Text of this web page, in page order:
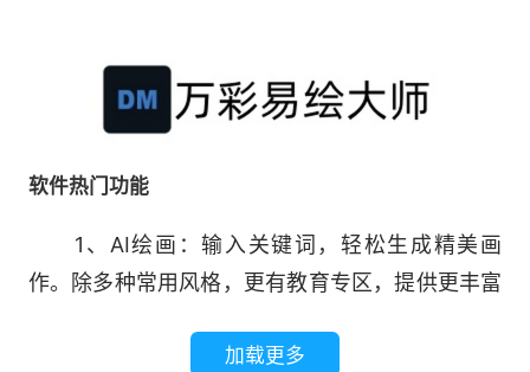
软件热门功能
1、AI绘画：输入关键词，轻松生成精美画
作。除多种常用风格，更有教育专区，提供更丰富
加载更多